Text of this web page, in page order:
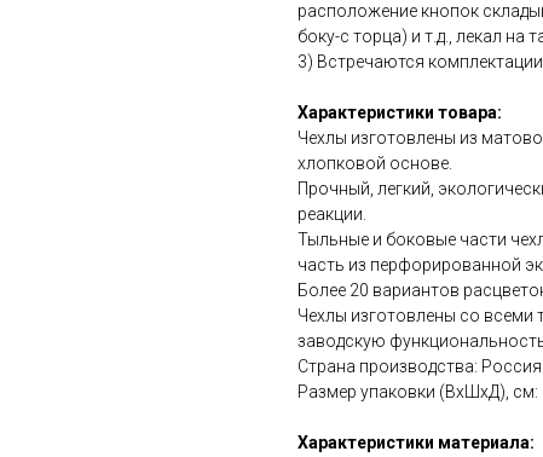
расположение кнопок
боку-с торца) и т.д., лекал на
3) Встречаются
Характеристики товара:
Чехлы изготовлены из
хлопковой основе.
Прочный, легкий,
реакции.
Тыльные и боковые части
часть из перфорированной
Более 20 вариантов
Чехлы изготовлены со всеми
заводскую
Страна производства: Россия
Размер упаковки (ВхШхД), см:
Характеристики материала: